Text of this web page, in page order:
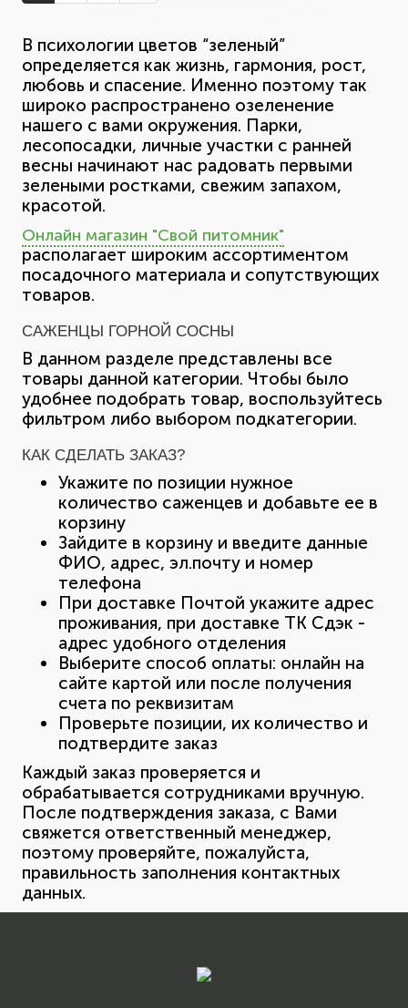
В психологии цветов “зеленый”
определяется как жизнь, гармония, рост,
любовь и спасение. Именно поэтому так
широко распространено озеленение
нашего с вами окружения. Парки,
лесопосадки, личные участки с ранней
весны начинают нас радовать первыми
зелеными ростками, свежим запахом,
красотой.
Онлайн магазин "Свой питомник"
располагает широким ассортиментом
посадочного материала и сопутствующих
товаров.
САЖЕНЦЫ ГОРНОЙ СОСНЫ
В данном разделе представлены все
товары данной категории. Чтобы было
удобнее подобрать товар, воспользуйтесь
фильтром либо выбором подкатегории.
КАК СДЕЛАТЬ ЗАКАЗ?
Укажите по позиции нужное
количество саженцев и добавьте ее в
корзину
Зайдите в корзину и введите данные
ФИО, адрес, эл.почту и номер
телефона
При доставке Почтой укажите адрес
проживания, при доставке ТК Сдэк -
адрес удобного отделения
Выберите способ оплаты: онлайн на
сайте картой или после получения
счета по реквизитам
Проверьте позиции, их количество и
подтвердите заказ
Каждый заказ проверяется и
обрабатывается сотрудниками вручную.
После подтверждения заказа, с Вами
свяжется ответственный менеджер,
поэтому проверяйте, пожалуйста,
правильность заполнения контактных
данных.